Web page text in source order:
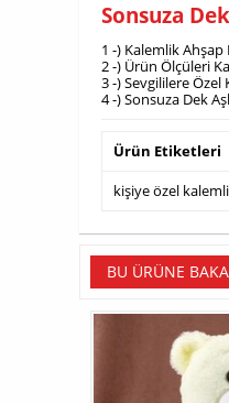
Sonsuza
1 -) Kalemlik
2 -) Ürün Ölçüleri
3 -) Sevgililere
4 -) Sonsuza Dek
Ürün Etiketleri
kişiye özel
BU ÜRÜNE